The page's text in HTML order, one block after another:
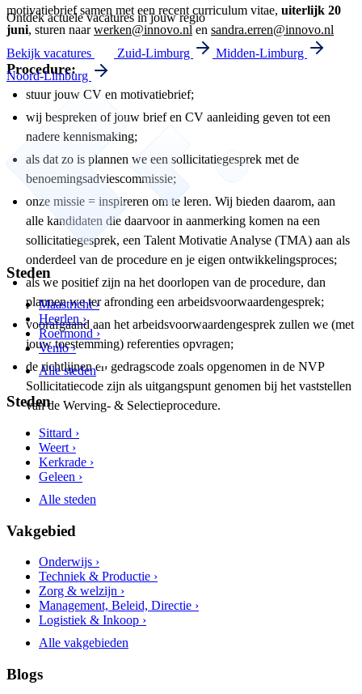
motivatiebrief samen met een recent curriculum vitae, uiterlijk 20
juni, sturen naarwerken@innovo.nl en sandra.erren@innovo.nl
Procedure:
stuur jouw CV en motivatiebrief;
wij bespreken of jouw brief en CV aanleiding geven tot een
nadere kennismaking;
als dat zo is plannen we een sollicitatiegesprek met de
benoemingsadviescommissie;
onze missie = inspireren om te leren. Wij bieden daarom, aan
alle kandidaten die daarvoor in aanmerking komen na een
sollicitatiegesprek, een Talent Motivatie Analyse (TMA) aan als
onderdeel van de procedure en je eigen ontwikkelingsproces;
als we positief zijn na het doorlopen van de procedure, dan
plannen we ter afronding een arbeidsvoorwaardengesprek;
voorafgaand aan het arbeidsvoorwaardengesprek zullen we (met
jouw toestemming) referenties opvragen;
de richtlijnen en gedragscode zoals opgenomen in de NVP
Sollicitatiecode zijn als uitgangspunt genomen bij het vaststellen
van de Werving- & Selectieprocedure.
Ontdek actuele vacatures in jouw regio
Bekijk vacatures Zuid-Limburg
Midden-Limburg
Noord-Limburg
Steden
Maastricht ›
Heerlen ›
Roermond ›
Venlo ›
Alle steden
Steden
Sittard ›
Weert ›
Kerkrade ›
Geleen ›
Alle steden
Vakgebied
Onderwijs ›
Techniek & Productie ›
Zorg & welzijn ›
Management, Beleid, Directie ›
Logistiek & Inkoop ›
Alle vakgebieden
Blogs